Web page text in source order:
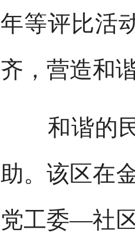
年等评比活
齐，营造和
和谐的民
助。该区在
党工委—社